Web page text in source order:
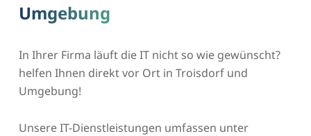
Umgebung
In Ihrer Firma läuft die IT nicht so wie gewünscht?
helfen Ihnen direkt vor Ort in Troisdorf und
Umgebung!
Unsere IT-Dienstleistungen umfassen unter